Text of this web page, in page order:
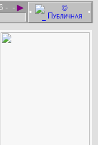
• •
►
-
-